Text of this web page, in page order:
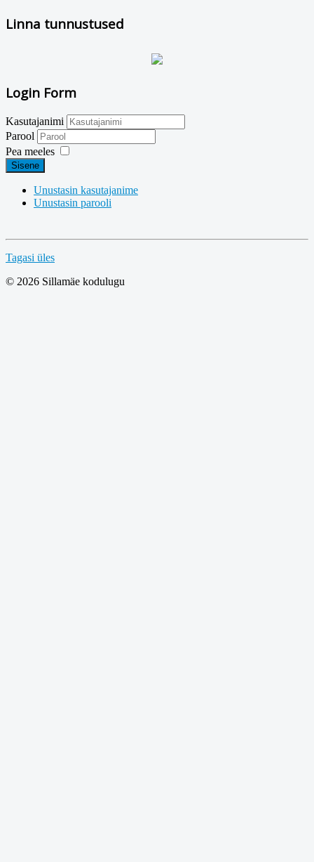
Linna tunnustused
Login Form
Kasutajanimi
Parool
Pea meeles
Sisene
Unustasin kasutajanime
Unustasin parooli
Tagasi üles
© 2026 Sillamäe kodulugu